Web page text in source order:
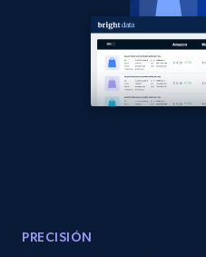
Home Depot US -
using specified
URL, Domain, Country
Sku, Product id, Product
and more.
Home Depot US -
PRECISIÓN